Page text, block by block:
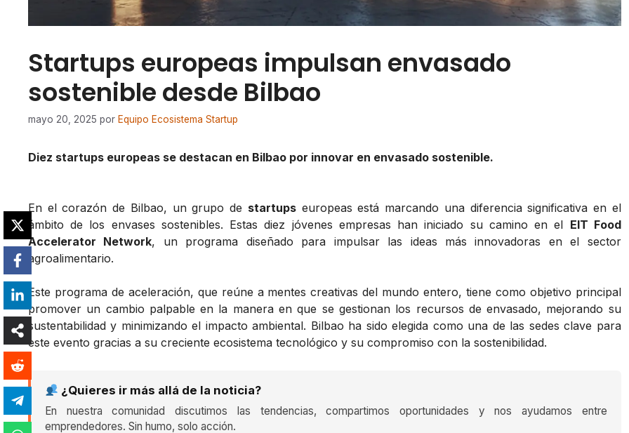
Startups europeas impulsan envasado
sostenible desde Bilbao
mayo 20, 2025 por Equipo Ecosistema Startup
Diez startups europeas se destacan en Bilbao por innovar en envasado sostenible.
En el corazón de Bilbao, un grupo de startupseuropeas está marcando una diferencia significativa en el
ámbito de los envases sostenibles. Estas diez jóvenes empresas han iniciado su camino en el EIT Food
Accelerator Network, un programa diseñado para impulsar las ideas más innovadoras en el sector
agroalimentario.
Este programa de aceleración, que reúne a mentes creativas del mundo entero, tiene como objetivo principal
promover un cambio palpable en la manera en que se gestionan los recursos de envasado, mejorando su
sustentabilidad y minimizando el impacto ambiental. Bilbao ha sido elegida como una de las sedes clave para
este evento gracias a su creciente ecosistema tecnológico y su compromiso con la sostenibilidad.
¿Quieres ir más allá de la noticia?
En nuestra comunidad discutimos las tendencias, compartimos oportunidades y nos ayudamos entre
emprendedores. Sin humo, solo acción.